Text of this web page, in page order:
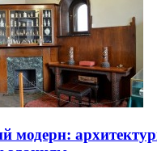
модерн: